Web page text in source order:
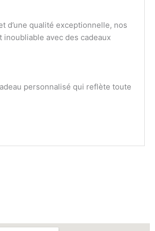
d’une qualité exceptionnelle, nos
avec des cadeaux
personnalisé qui reflète toute